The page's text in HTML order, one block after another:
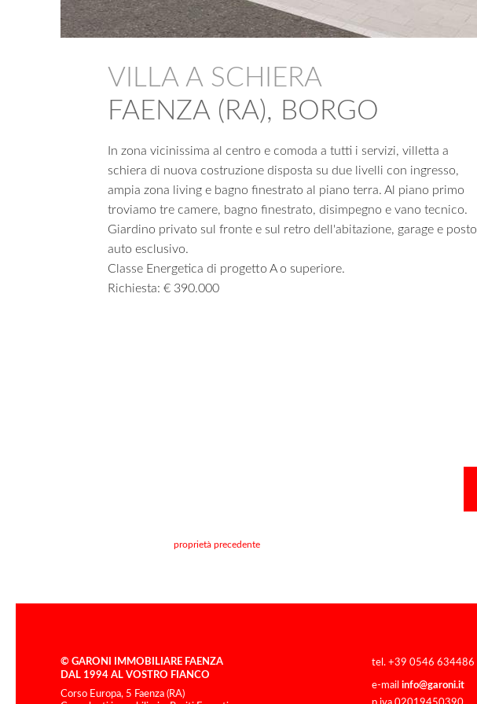
VILLA A SCHIERA
FAENZA (RA), BORGO
In zona vicinissima al centro e comoda a tutti i servizi, villetta a
schiera di nuova costruzione disposta su due livelli con ingresso,
ampia zona living e bagno finestrato al piano terra. Al piano primo
troviamo tre camere, bagno finestrato, disimpegno e vano tecnico.
Giardino privato sul fronte e sul retro dell'abitazione, garage e posto
auto esclusivo.
Classe Energetica di progetto A o superiore.
Richiesta: € 390.000
proprietà precedente
© GARONI IMMOBILIARE FAENZA
DAL 1994 AL VOSTRO FIANCO
Corso Europa, 5 Faenza (RA)
tel. +39 0546 634486
e-mailinfo@garoni.it